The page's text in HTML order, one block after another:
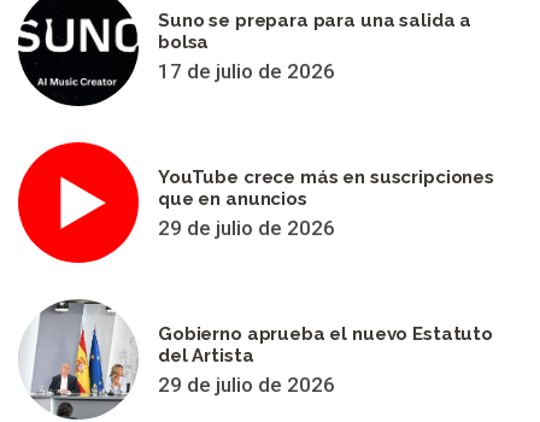
Suno se prepara para una salida a
bolsa
17 de julio de 2026
YouTube crece más en suscripciones
que en anuncios
29 de julio de 2026
Gobierno aprueba el nuevo Estatuto
del Artista
29 de julio de 2026